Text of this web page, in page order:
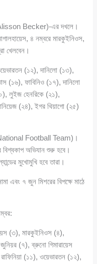
Becker)-এর দখলে।
৪ নম্বরে মারকুইনিওস,
খেলবেন।
(১২), দানিলো (১৩),
(১৬), ফাবিনিও (১৭), দানিলো
লুইজ হেনরিকে (২১),
(২৪), ইগর থিয়াগো (২৫)
Football Team)।
বিশ্বকাপ অভিযান শুরু হবে।
মুখোমুখি হবে তারা।
এবং ৭ জুন মিশরের বিপক্ষে মাঠে
(৩), মারকুইনিওস (৪),
(৭), ব্রুনো গিমারায়েস
(১১), ওয়েভারতন (১২),